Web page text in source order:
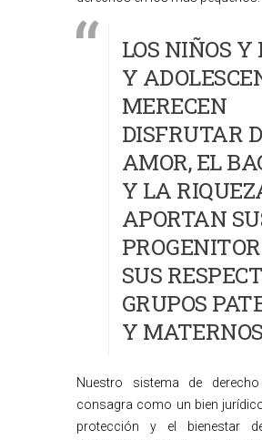
LOS NIÑOS
Y
MERECEN
DISFRUTAR
AMOR, EL
Y LA
APORTAN
SUS
GRUPOS
Y MATERNOS
Nuestro sistema de
consagra como un bien
protección y el bienestar